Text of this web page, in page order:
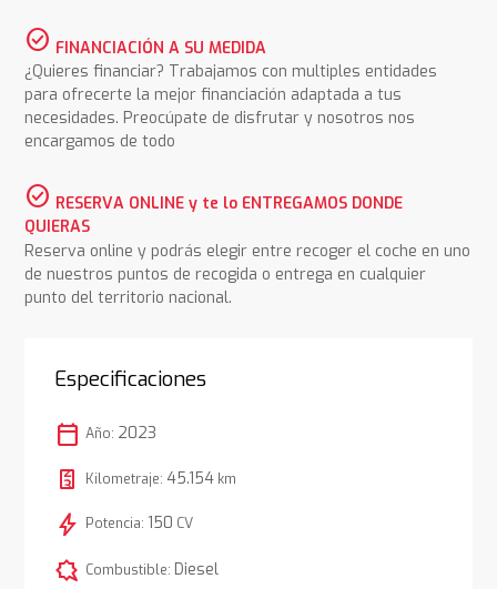
check_circle FINANCIACIÓN A SU MEDIDA
¿Quieres financiar? Trabajamos con multiples entidades
para ofrecerte la mejor financiación adaptada a tus
necesidades. Preocúpate de disfrutar y nosotros nos
encargamos de todo
check_circle RESERVA ONLINE y te lo ENTREGAMOS DONDE
QUIERAS
Reserva online y podrás elegir entre recoger el coche en uno
de nuestros puntos de recogida o entrega en cualquier
punto del territorio nacional.
Especificaciones
calendar_today Año: 2023
Kilometraje: 45.154km
bolt Potencia: 150 CV
comic_bubble Combustible: Diesel